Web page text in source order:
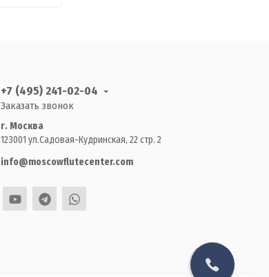
+7 (495) 241-02-04
Заказать звонок
г. Москва
123001 ул.Садовая-Кудринская, 22 стр. 2
info@moscowflutecenter.com